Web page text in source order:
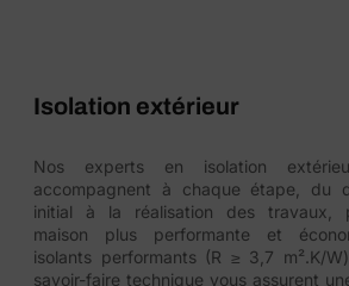
Isolation extérieur
Nos experts en isolation
accompagnent à chaque étape, du
initial à la réalisation des travaux,
maison plus performante et
isolants performants (R ≥ 3,7 m².K/
savoir-faire technique vous assurent